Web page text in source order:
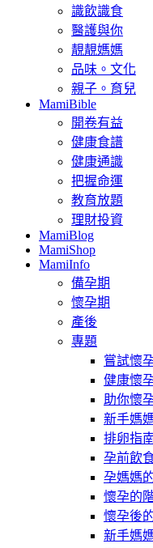
識飲識食
醫護與你
靚靚媽媽
品味。文化
親子。育兒
MamiBible
開卷有益
健康食譜
健康通識
把握命運
教育放題
理財投資
MamiBlog
MamiShop
MamiInfo
備孕期
懷孕期
產後
專題
嘗試懷
健康懷
助你懷
新手媽
排卵指
孕前飲
孕媽媽
懷孕的
懷孕後
新手媽